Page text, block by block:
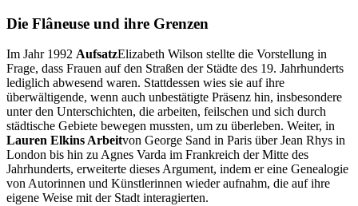
Die Flâneuse und ihre Grenzen
Im Jahr 1992 AufsatzElizabeth Wilson stellte die Vorstellung in
Frage, dass Frauen auf den Straßen der Städte des 19. Jahrhunderts
lediglich abwesend waren. Stattdessen wies sie auf ihre
überwältigende, wenn auch unbestätigte Präsenz hin, insbesondere
unter den Unterschichten, die arbeiten, feilschen und sich durch
städtische Gebiete bewegen mussten, um zu überleben. Weiter, in
Lauren Elkins Arbeitvon George Sand in Paris über Jean Rhys in
London bis hin zu Agnes Varda im Frankreich der Mitte des
Jahrhunderts, erweiterte dieses Argument, indem er eine Genealogie
von Autorinnen und Künstlerinnen wieder aufnahm, die auf ihre
eigene Weise mit der Stadt interagierten.